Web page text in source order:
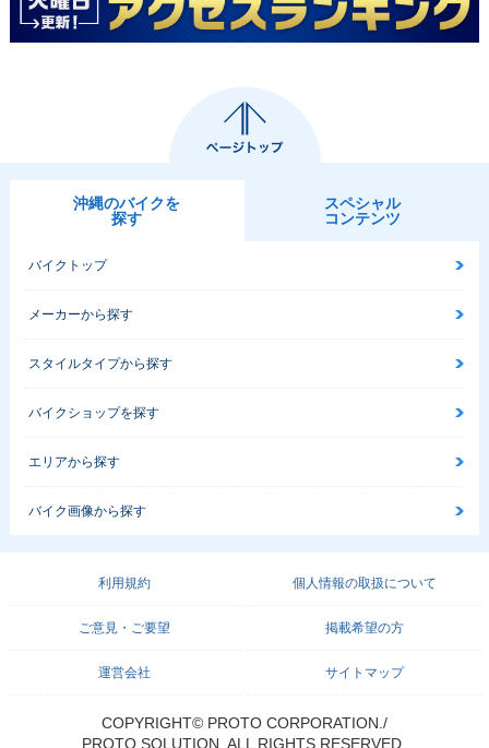
沖縄のバイクを
探す
スペシャル
コンテンツ
バイクトップ
メーカーから探す
スタイルタイプから探す
バイクショップを探す
エリアから探す
バイク画像から探す
利用規約 個人情報の取扱について
ご意見・ご要望 掲載希望の方
運営会社 サイトマップ
COPYRIGHT© PROTO CORPORATION./
PROTO SOLUTION. ALL RIGHTS RESERVED.